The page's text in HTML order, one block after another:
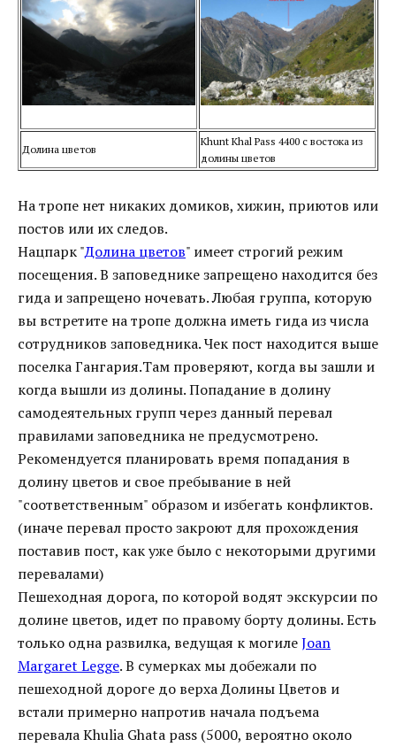
Долина цветов
Khunt Khal Pass 4400 с востока из
долины цветов
На тропе нет никаких домиков, хижин, приютов или
постов или их следов.
Нацпарк "Долина цветов" имеет строгий режим
посещения. В заповеднике запрещено находится без
гида и запрещено ночевать. Любая группа, которую
вы встретите на тропе должна иметь гида из числа
сотрудников заповедника. Чек пост находится выше
поселка Гангария.Там проверяют, когда вы зашли и
когда вышли из долины. Попадание в долину
самодеятельных групп через данный перевал
правилами заповедника не предусмотрено.
Рекомендуется планировать время попадания в
долину цветов и свое пребывание в ней
"соответственным" образом и избегать конфликтов.
(иначе перевал просто закроют для прохождения
поставив пост, как уже было с некоторыми другими
перевалами)
Пешеходная дорога, по которой водят экскурсии по
долине цветов, идет по правому борту долины. Есть
только одна развилка, ведущая к могилеJoan
Margaret Legge. В сумерках мы добежали по
пешеходной дороге до верха Долины Цветов и
встали примерно напротив начала подъема
перевала Khulia Ghata pass (5000, вероятно около